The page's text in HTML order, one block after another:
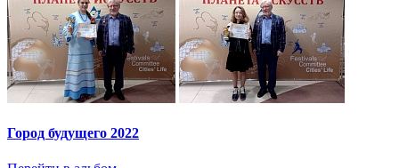
Город будущего 2022